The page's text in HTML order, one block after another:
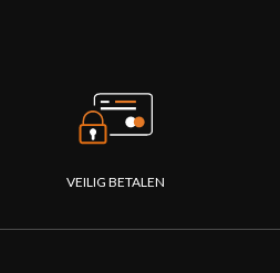
VEILIG BETALEN